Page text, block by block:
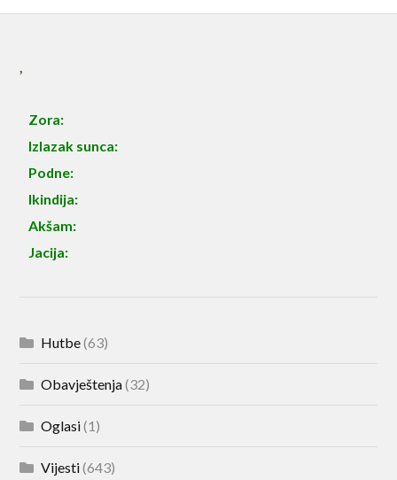
,
Zora:
Izlazak sunca:
Podne:
Ikindija:
Akšam:
Jacija:
Hutbe(63)
Obavještenja(32)
Oglasi(1)
Vijesti(643)